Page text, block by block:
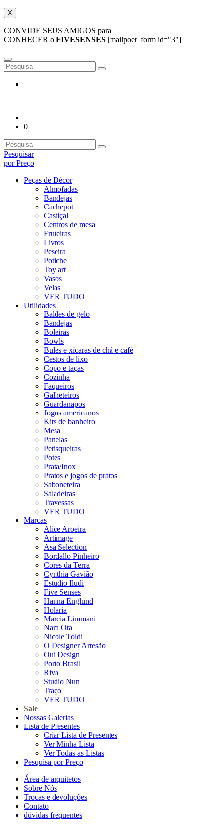
X
CONVIDE SEUS AMIGOS para
CONHECER o FIVESENSES [mailpoet_form id="3"]
0
Pesquisar
por Preço
Peças de Décor
Almofadas
Bandejas
Cachepot
Castiçal
Centros de mesa
Fruteiras
Livros
Peseira
Potiche
Toy art
Vasos
Velas
VER TUDO
Utilidades
Baldes de gelo
Bandejas
Boleiras
Bowls
Bules e xícaras de chá e café
Cestos de lixo
Copo e taças
Cozinha
Faqueiros
Galheteiros
Guardanapos
Jogos americanos
Kits de banheiro
Mesa
Panelas
Petisqueiras
Potes
Prata/Inox
Pratos e jogos de pratos
Saboneteira
Saladeiras
Travessas
VER TUDO
Marcas
Alice Aroeira
Artimage
Asa Selection
Bordallo Pinheiro
Cores da Terra
Cynthia Gavião
Estúdio Iludi
Five Senses
Hanna Englund
Holaria
Marcia Limmani
Nara Ota
Nicole Toldi
O Designer Artesão
Oui Design
Porto Brasil
Riva
Studio Nun
Traço
VER TUDO
Sale
Nossas Galerias
Lista de Presentes
Criar Lista de Presentes
Ver Minha Lista
Ver Todas as Listas
Pesquisa por Preço
Área de arquitetos
Sobre Nós
Trocas e devoluções
Contato
dúvidas frequentes